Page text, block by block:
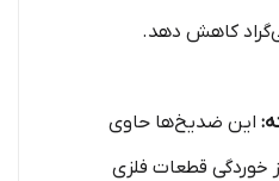
این ضدیخ‌ها حاوی
خوردگی قطعات فلزی